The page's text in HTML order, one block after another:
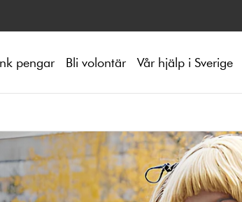
pengar Bli volontär Vår hjälp i Sverige